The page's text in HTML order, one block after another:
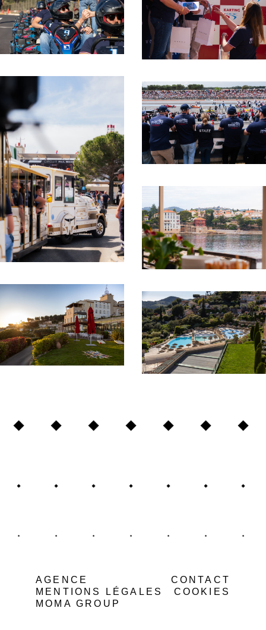
AGENCE
CONTACT
MENTIONS LÉGALES
COOKIES
MOMA GROUP